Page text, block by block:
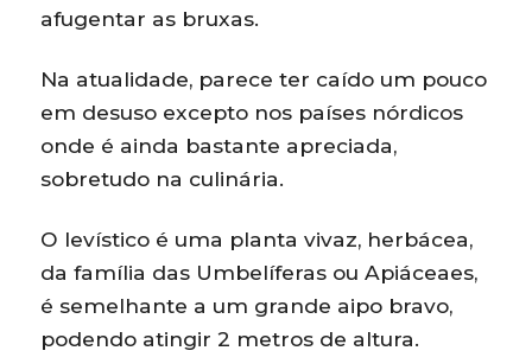
afugentar as bruxas.
Na atualidade, parece ter caído um pouco
em desuso excepto nos países nórdicos
onde é ainda bastante apreciada,
sobretudo na culinária.
O levístico é uma planta vivaz, herbácea,
da família das Umbelíferas ou Apiáceaes,
é semelhante a um grande aipo bravo,
podendo atingir 2 metros de altura.